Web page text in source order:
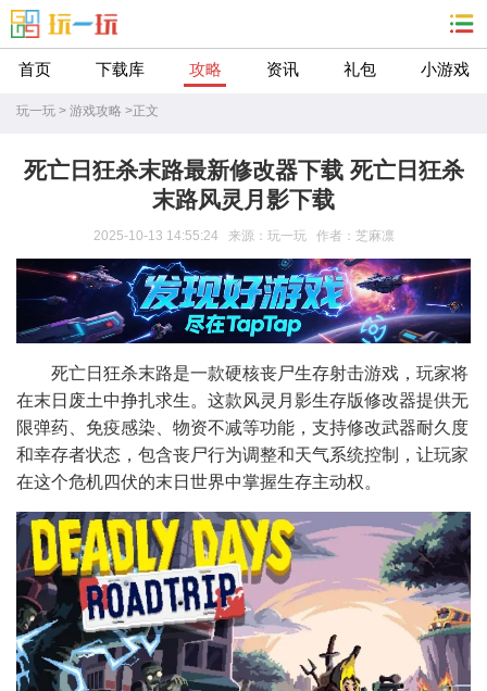
首页 下载库 攻略 资讯 礼包 小游戏
玩一玩 > 游戏攻略 >正文
死亡日狂杀末路最新修改器下载 死亡日狂杀
末路风灵月影下载
2025-10-13 14:55:24 来源：玩一玩 作者：芝麻凛
死亡日狂杀末路是一款硬核丧尸生存射击游戏，玩家将
在末日废土中挣扎求生。这款风灵月影生存版修改器提供无
限弹药、免疫感染、物资不减等功能，支持修改武器耐久度
和幸存者状态，包含丧尸行为调整和天气系统控制，让玩家
在这个危机四伏的末日世界中掌握生存主动权。